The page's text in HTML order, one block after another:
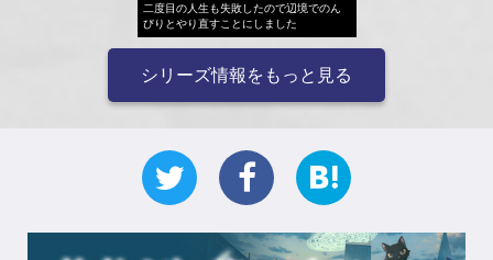
二度目の人生も失敗したので辺境でのん
びりとやり直すことにしました
シリーズ情報をもっと見る